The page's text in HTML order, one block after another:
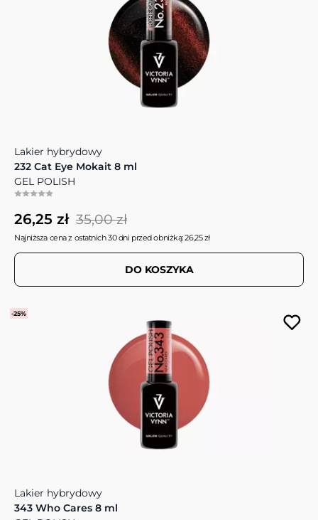
Lakier hybrydowy
232 Cat Eye Mokait 8 ml
GEL POLISH
26,25 zł 35,00 zł
Najniższa cena z ostatnich 30 dni przed obniżką: 26,25 zł
DO KOSZYKA
-25%
Lakier hybrydowy
343 Who Cares 8 ml